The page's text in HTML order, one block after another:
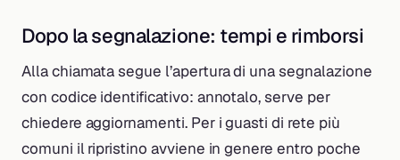
Dopo la segnalazione: tempi e rimborsi
Alla chiamata segue l’apertura di una segnalazione
con codice identificativo: annotalo, serve per
chiedere aggiornamenti. Per i guasti di rete più
comuni il ripristino avviene in genere entro poche